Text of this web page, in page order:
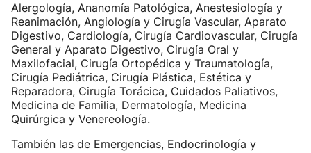
Alergología, Ananomía Patológica, Anestesiología y
Reanimación, Angiología y Cirugía Vascular, Aparato
Digestivo, Cardiología, Cirugía Cardiovascular, Cirugía
General y Aparato Digestivo, Cirugía Oral y
Maxilofacial, Cirugía Ortopédica y Traumatología,
Cirugía Pediátrica, Cirugía Plástica, Estética y
Reparadora, Cirugía Torácica, Cuidados Paliativos,
Medicina de Familia, Dermatología, Medicina
Quirúrgica y Venereología.
También las de Emergencias, Endocrinología y